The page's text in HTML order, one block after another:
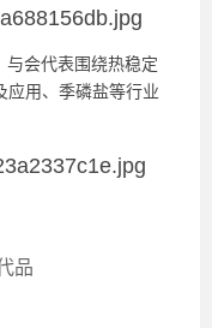
与会代表围绕热稳定
应用、季磷盐等行业
品